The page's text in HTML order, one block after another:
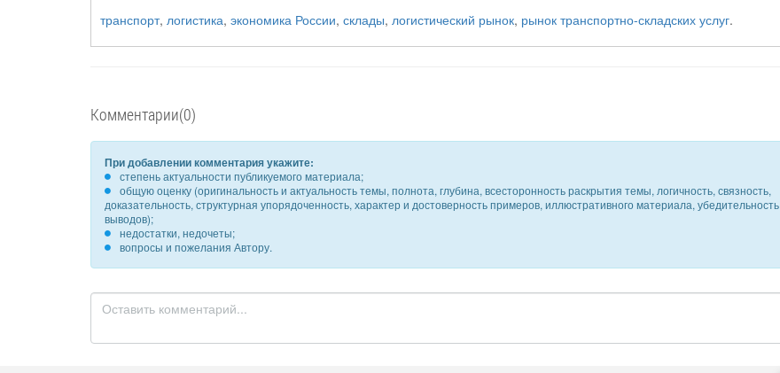
транспорт, логистика, экономика России, склады, логистический рынок, рынок транспортно-складских услуг.
Комментарии(0)
При добавлении комментария укажите:
степень актуальности публикуемого материала;
общую оценку (оригинальность и актуальность темы, полнота, глубина, всесторонность раскрытия темы, логичность, связность,
доказательность, структурная упорядоченность, характер и достоверность примеров, иллюстративного материала, убедительность
выводов);
недостатки, недочеты;
вопросы и пожелания Автору.